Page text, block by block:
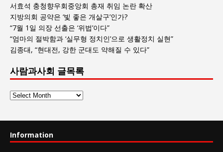
서효석 충청향우회중앙회 총재 취임 논란 확산
지방의회 공약은 ‘빛 좋은 개살구’인가?
“7월 1일 의장 선출은 ‘위법’이다”
“엄마의 절박함과 ‘실무형 정치인’으로 생활정치 실현”
김종대, “현대전, 강한 군대도 약해질 수 있다”
사람과사회 글목록
사
회
Information